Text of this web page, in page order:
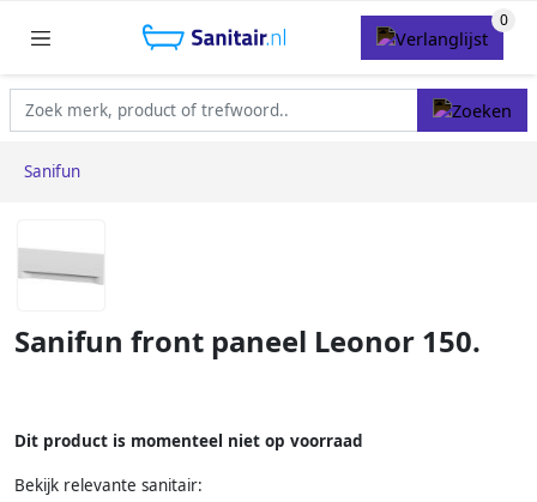
Sanifun
Sanifun front paneel Leonor 150.
Dit product is momenteel niet op voorraad
Bekijk relevante sanitair: